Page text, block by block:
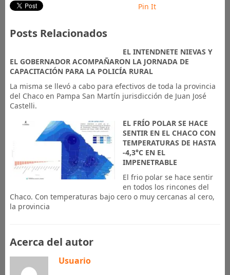
Pin It
Posts Relacionados
EL INTENDNETE NIEVAS Y
EL GOBERNADOR ACOMPAÑARON LA JORNADA DE
CAPACITACIÓN PARA LA POLICÍA RURAL
La misma se llevó a cabo para efectivos de toda la provincia
del Chaco en Pampa San Martín jurisdicción de Juan José
Castelli.
EL FRÍO POLAR SE HACE
SENTIR EN EL CHACO CON
TEMPERATURAS DE HASTA
-4,3°C EN EL
IMPENETRABLE
El frio polar se hace sentir
en todos los rincones del
Chaco. Con temperaturas bajo cero o muy cercanas al cero,
la provincia
Acerca del autor
Usuario